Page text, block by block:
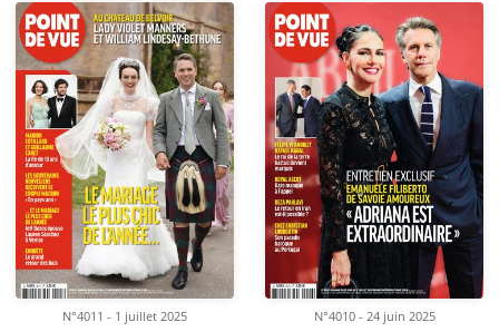
N°4011 - 1 juillet 2025 N°4010 - 24 juin 2025